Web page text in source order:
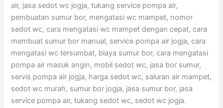
air, jasa sedot wc jogja, tukang service pompa air,
pembuatan sumur bor, mengatasi wc mampet, nomor
sedot wc, cara mengatasi wc mampet dengan cepat, cara
membuat sumur bor manual, service pompa air jogja, cara
mengatasi wc tersumbat, biaya sumur bor, cara mengatasi
pompa air masuk angin, mobil sedot wc, jasa bor sumur,
servis pompa air jogja, harga sedot wc, saluran air mampet,
sedot wc murah, sumur bor jogja, jasa sumur bor, jasa
service pompa air, tukang sedot wc, sedot wc jogja.